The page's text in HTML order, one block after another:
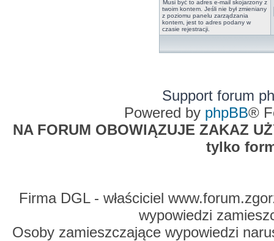
Musi być to adres e-mail skojarzony z
twoim kontem. Jeśli nie był zmieniany
z poziomu panelu zarządzania
kontem, jest to adres podany w
czasie rejestracji.
Support forum
Powered by phpBB®
NA FORUM OBOWIĄZUJE ZAKAZ
tylko
Firma DGL - właściciel
wypowiedzi
Osoby zamieszczające wypowiedzi